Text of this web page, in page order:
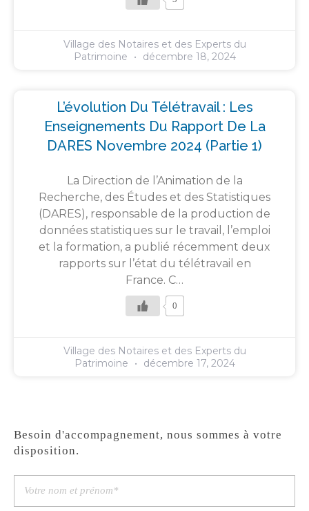
Village des Notaires et des Experts du
Patrimoine
décembre 18, 2024
L’évolution Du Télétravail : Les
Enseignements Du Rapport De La
DARES Novembre 2024 (partie 1)
La Direction de l’Animation de la
Recherche, des Études et des Statistiques
(DARES), responsable de la production de
données statistiques sur le travail, l’emploi
et la formation, a publié récemment deux
rapports sur l’état du télétravail en
France. C…
0
Village des Notaires et des Experts du
Patrimoine
décembre 17, 2024
Besoin d'accompagnement, nous sommes à votre
disposition.